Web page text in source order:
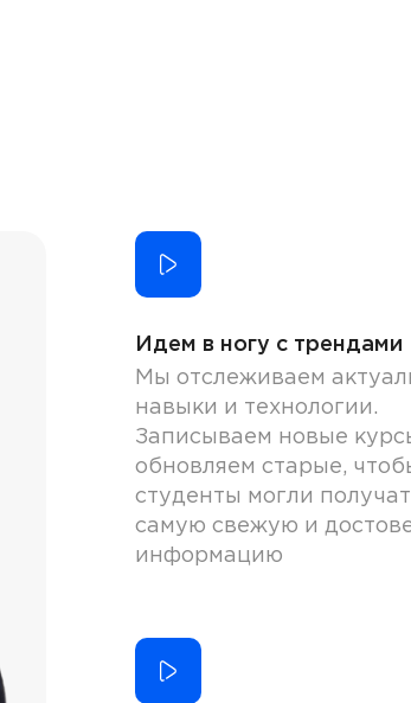
Идем в ногу с трендами
Мы отслеживаем
навыки и технологии.
Записываем новые
обновляем старые,
студенты могли
самую свежую и
информацию